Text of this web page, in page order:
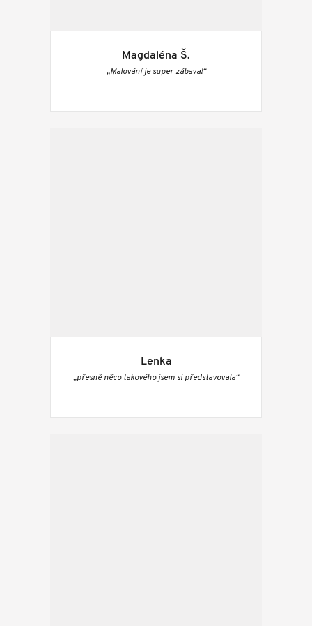
Magdaléna Š.
„Malování je super zábava!“
Lenka
„přesně něco takového jsem si představovala“